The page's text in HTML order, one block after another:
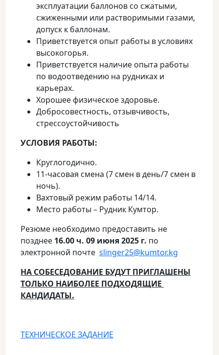
эксплуатации баллонов со сжатыми,
сжиженными или растворимыми газами,
допуск к баллонам.
Приветствуется опыт работы в условиях
высокогорья.
Приветствуется наличие опыта работы
по водоотведению на рудниках и
карьерах.
Хорошее физическое здоровье.
Добросовестность, отзывчивость,
стрессоустойчивость
УСЛОВИЯ РАБОТЫ:
Круглогодично.
11-часовая смена (7 смен в день/7 смен в
ночь).
Вахтовый режим работы 14/14.
Место работы – Рудник Кумтор.
Резюме необходимо предоставить не
позднее 16.00 ч. 09 июня 2025 г. по
электронной почте slinger25@kumtor.kg
НА СОБЕСЕДОВАНИЕ БУДУТ ПРИГЛАШЕНЫ
ТОЛЬКО НАИБОЛЕЕ ПОДХОДЯЩИЕ
КАНДИДАТЫ.
ТЕХНИЧЕСКОЕ ЗАДАНИЕ